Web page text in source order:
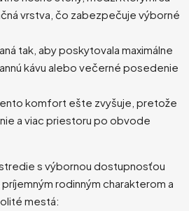
vrstva, čo zabezpečuje výborné
tak, aby poskytovala maximálne
kávu alebo večerné posedenie
komfort ešte zvyšuje, pretože
a viac priestoru po obvode
s výbornou dostupnosťou
rodinným charakterom a
mestá: